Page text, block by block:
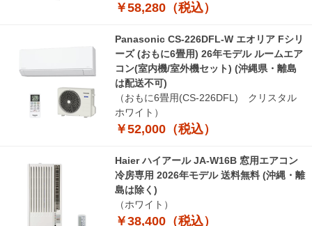
￥58,280（税込）
Panasonic CS-226DFL-W エオリア Fシリ
ーズ (おもに6畳用) 26年モデル ルームエア
コン(室内機/室外機セット) (沖縄県・離島
は配送不可)
（おもに6畳用(CS-226DFL) クリスタル
ホワイト）
￥52,000（税込）
Haier ハイアール JA-W16B 窓用エアコン
冷房専用 2026年モデル 送料無料 (沖縄・離
島は除く)
（ホワイト）
￥38,400（税込）